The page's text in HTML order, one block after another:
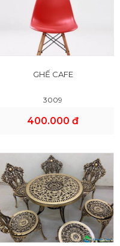
GHẾ CAFE
3009
400.000 đ